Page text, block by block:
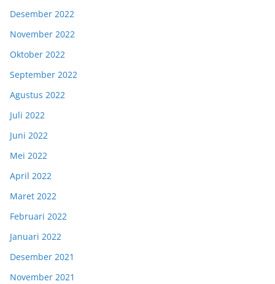
Desember 2022
November 2022
Oktober 2022
September 2022
Agustus 2022
Juli 2022
Juni 2022
Mei 2022
April 2022
Maret 2022
Februari 2022
Januari 2022
Desember 2021
November 2021